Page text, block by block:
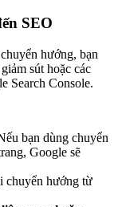
SEO
hướng, bạn
sút hoặc các
Search Console.
bạn dùng chuyển
Google sẽ
chuyển hướng từ